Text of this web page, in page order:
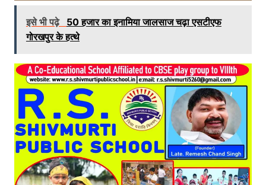
इसे भी पढ़े 50 हजार का इनामिया जालसाज चढ़ा एसटीएफ
गोरखपुर के हत्थे